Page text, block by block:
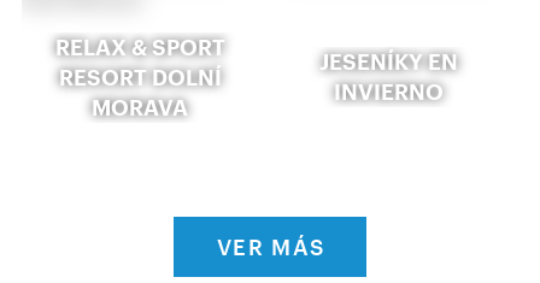
RELAX & SPORT
RESORT DOLNÍ
MORAVA
JESENÍKY EN
INVIERNO
VER MÁS